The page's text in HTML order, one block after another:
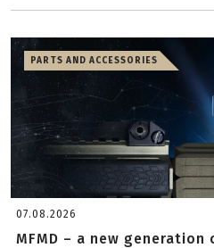
PARTS AND ACCESSORIES
07.08.2026
MFMD – a new generation